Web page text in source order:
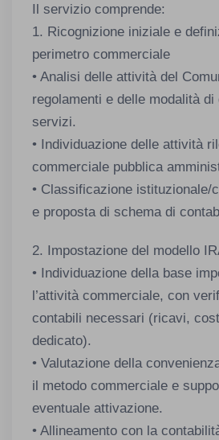
Il servizio comprende:
1. Ricognizione iniziale e
perimetro commerciale
• Analisi delle attività del
regolamenti e delle modalità di
servizi.
• Individuazione delle attività
commerciale pubblica
• Classificazione istituzionale/
e proposta di schema di
2. Impostazione del modello
• Individuazione della base
l’attività commerciale, con
contabili necessari (ricavi,
dedicato).
• Valutazione della
il metodo commerciale e
eventuale attivazione.
• Allineamento con la